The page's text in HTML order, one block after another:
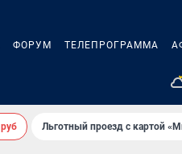
ФОРУМ ТЕЛЕПРОГРАММА
Льготный проезд с картой